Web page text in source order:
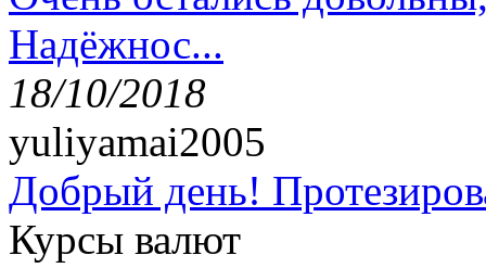
Надёжнос...
18/10/2018
yuliyamai2005
Добрый день!
Курсы валют